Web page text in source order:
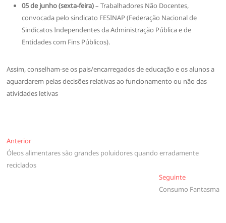
05 de junho (sexta-feira)– Trabalhadores Não Docentes,
convocada pelo sindicato FESINAP (Federação Nacional de
Sindicatos Independentes da Administração Pública e de
Entidades com Fins Públicos).
Assim, conselham-se os pais/encarregados de educação e os alunos a
aguardarem pelas decisões relativas ao funcionamento ou não das
atividades letivas
Navegação
de
AnteriorAnterior
Óleos alimentares são grandes poluidores quando erradamente
reciclados
SeguinteSeguinte
Consumo Fantasma